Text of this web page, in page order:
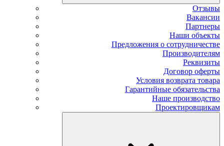
Отзывы
Вакансии
Партнеры
Наши объекты
Предложения о сотрудничестве
Производителям
Реквизиты
Договор оферты
Условия возврата товара
Гарантийные обязательства
Наше производство
Проектировщикам